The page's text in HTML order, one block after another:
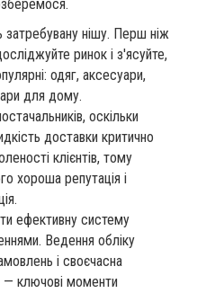
затребувану нішу. Перш ніж
ринок і з'ясуйте,
одяг, аксесуари,
для дому.
оскільки
доставки критично
клієнтів, тому
хороша репутація і
ефективну систему
Ведення обліку
і своєчасна
— ключові моменти